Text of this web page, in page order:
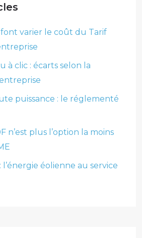
varier le coût du Tarif
à clic : écarts selon la
puissance : le réglementé
n’est plus l’option la moins
éolienne au service